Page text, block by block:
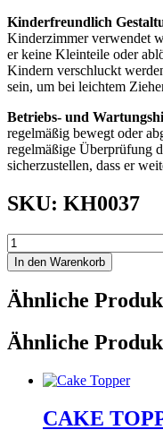
Kinderfreundlich
Kinderzimmer verwendet
er keine Kleinteile oder
Kindern verschluckt
sein, um bei leichtem
Betriebs- und
regelmäßig bewegt oder
regelmäßige Überprüfung
sicherzustellen, dass er
SKU: KH0037
SCHRIFTZUG
|
you
are
my
Menge
In den Warenkorb
Ähnliche
Ähnliche
CAKE